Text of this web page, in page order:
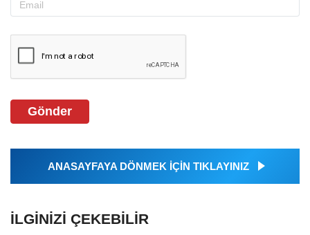
Gönder
ANASAYFAYA DÖNMEK İÇİN TIKLAYINIZ
İLGINIZI ÇEKEBILIR